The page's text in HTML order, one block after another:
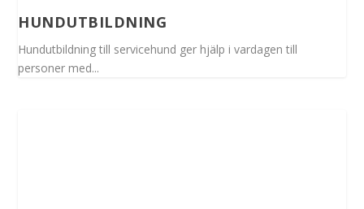
HUNDUTBILDNING
Hundutbildning till servicehund ger hjälp i vardagen till
personer med...